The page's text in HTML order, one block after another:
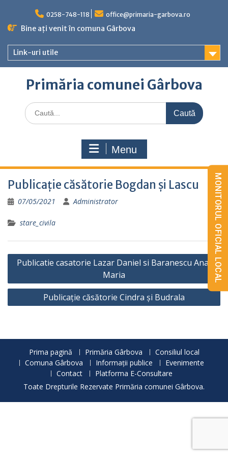
content
0258-748-118 office@primaria-garbova.ro
Bine ați venit în comuna Gârbova
Link-uri utile
Primăria comunei Gârbova
Caută
for:
Menu
Publicație căsătorie Bogdan și Lascu
07/05/2021 Administrator
stare_civila
Navigare
articole
Publicatie casatorie Lazar Daniel si Baranescu Ana-
Maria
Publicație căsătorie Cindra și Budrala
Prima pagină Primăria Gârbova
Consiliul local
Comuna Gârbova
Informații publice
Evenimente
Contact
Platforma E-Consultare
Toate Drepturile Rezervate Primăria comunei Gârbova.
MONITORUL OFICIAL LOCAL